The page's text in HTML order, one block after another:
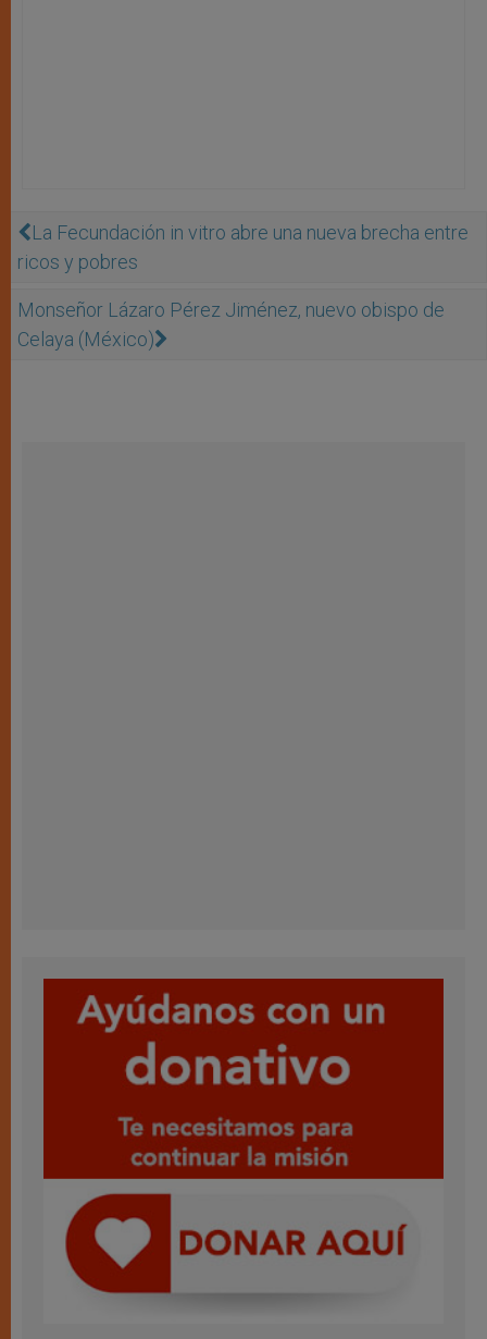
La Fecundación in vitro abre una nueva brecha entre
ricos y pobres
Monseñor Lázaro Pérez Jiménez, nuevo obispo de
Celaya (México)